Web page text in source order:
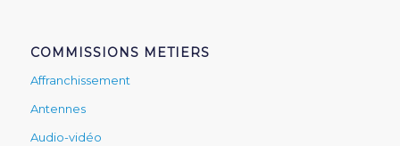
COMMISSIONS METIERS
Affranchissement
Antennes
Audio-vidéo